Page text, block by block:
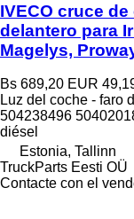
IVECO cruce
delantero para
Magelys,
Bs 689,20 EUR
Luz del coche - faro
504238496
diésel
Estonia, Tallinn
TruckParts Eesti OÜ
Contacte con el